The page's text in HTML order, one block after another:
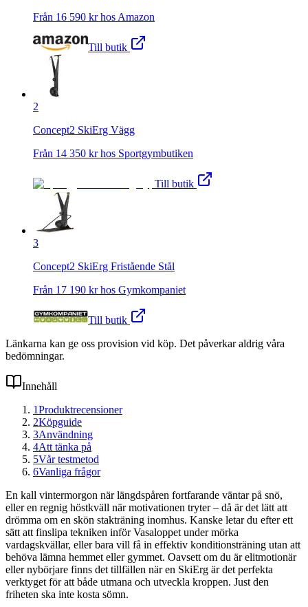
Från 16 590 kr hos Amazon
Till butik
2
Concept2 SkiErg Vägg
Från 14 350 kr hos Sportgymbutiken
Till butik
3
Concept2 SkiErg Fristående Stål
Från 17 190 kr hos Gymkompaniet
Till butik
Länkarna kan ge oss provision vid köp. Det påverkar aldrig våra
bedömningar.
Innehåll
1Produktrecensioner
2Köpguide
3Användning
4Att tänka på
5Vår testmetod
6Vanliga frågor
En kall vintermorgon när längdspåren fortfarande väntar på snö,
eller en regnig höstkväll när motivationen tryter – då är det lätt att
drömma om en skön stakträning inomhus. Kanske letar du efter ett
sätt att finslipa tekniken inför Vasaloppet under mörka
vardagskvällar, eller bara vill få in effektiv konditionsträning utan att
behöva lämna hemmet eller gymmet. Oavsett om du är elitmotionär
eller nybörjare finns det tillfällen när en SkiErg är det perfekta
verktyget för att både utmana och utveckla kroppen. Just den
friheten ska inte kosta sömn.